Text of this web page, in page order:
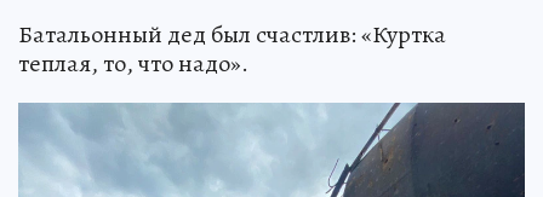
Батальонный дед был счастлив: «Куртка
теплая, то, что надо».